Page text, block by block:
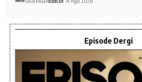
Episode Dergi